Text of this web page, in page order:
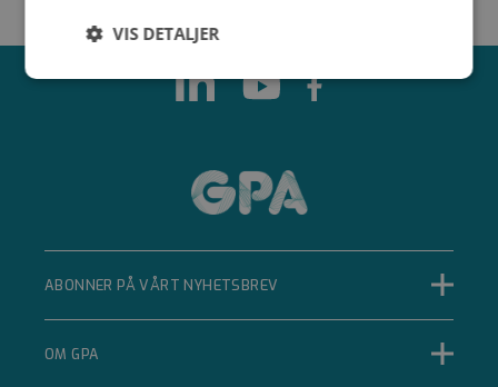
ABONNER PÅ VÅRT NYHETSBREV
OM GPA
VIS DETALJER
Strengt
nødvendig
Ytelse Målretting
Funksjonalitet Ugradert